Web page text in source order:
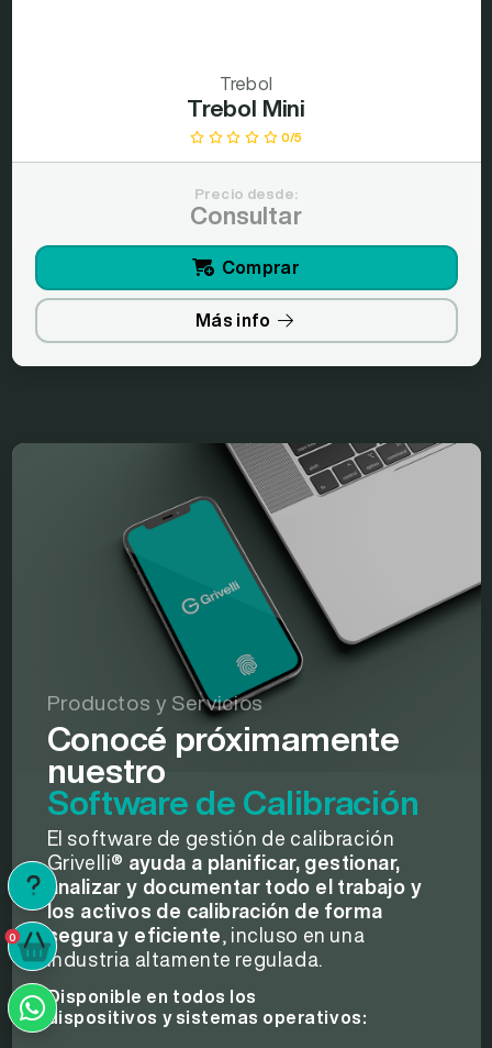
0
0
Trebol
Trebol Mini
0/5
Precio desde:
Consultar
Comprar
Más info
Productos y Servicios
Conocé próximamente
nuestro
Software de Calibración
El software de gestión de calibración
Grivelli® ayuda a planificar, gestionar,
analizar y documentar todo el trabajo y
los activos de calibración de forma
segura y eficiente , incluso en una
industria altamente regulada.
Disponible en todos los
dispositivos y sistemas operativos: